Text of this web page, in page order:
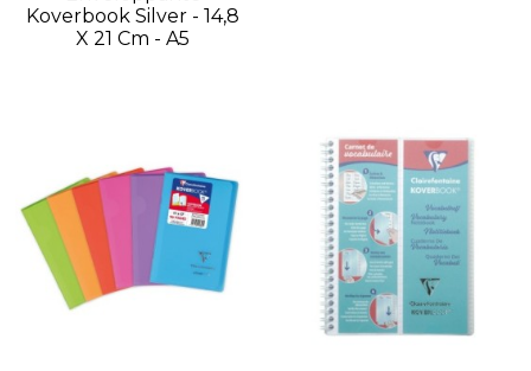
Koverbook Silver - 14,8
X 21 Cm - A5